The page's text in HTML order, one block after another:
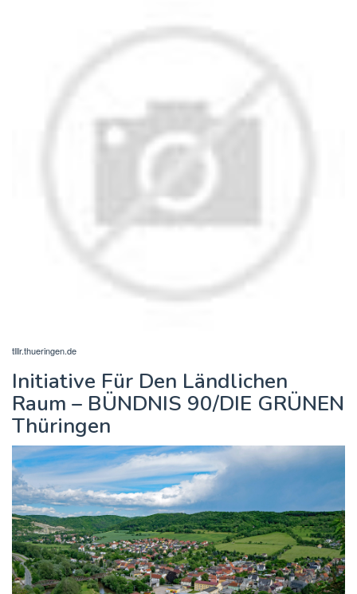
tlllr.thueringen.de
Initiative Für Den Ländlichen
Raum – BÜNDNIS 90/DIE GRÜNEN
Thüringen